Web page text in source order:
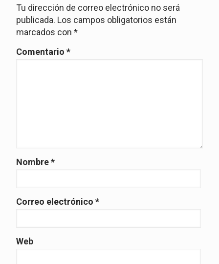
Tu dirección de correo electrónico no será
publicada. Los campos obligatorios están
marcados con *
Comentario *
Nombre*
Correo electrónico *
Web